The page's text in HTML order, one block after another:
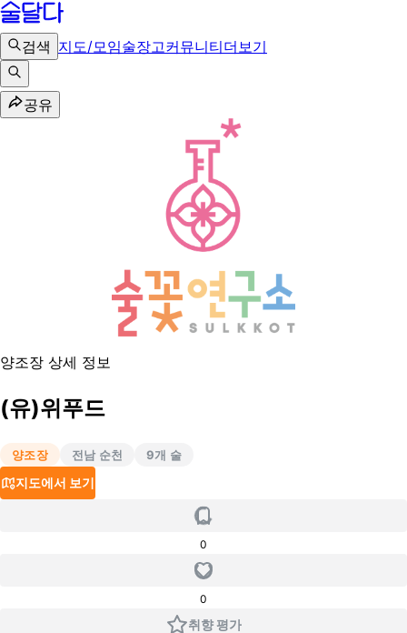
검색 지도/모임술장고커뮤니티더보기
공유
양조장 상세 정보
(유)위푸드
양조장 전남 순천 9개 술
지도에서 보기
0
0
취향 평가